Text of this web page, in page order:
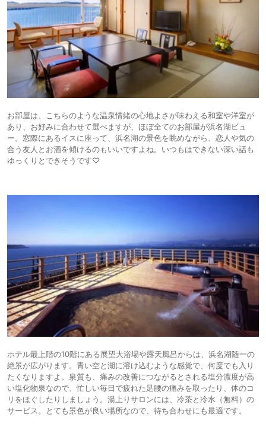
お部屋は、こちらのような温泉情緒の心地よさが味わえる和室や洋室が
あり、お好みに合わせて選べますが、ほぼ全てのお部屋が浜名湖ビュ
ー。窓際にあるイスに座って、浜名湖の景色を眺めながら、恋人や気の
合う友人とお酒を傾けるのもいいですよね。いつもはできない深い話も
ゆっくりとできそうです♡
ホテル最上階の10階にある展望大浴場や露天風呂からは、浜名湖随一の
絶景が広がります。青い空と湖に溶け込むような感覚で、何度でも入り
たくなりますよ。泉質も、痛みの改善につながるとされる塩分濃度が高
い塩化物泉なので、忙しい毎日で疲れた足腰の痛みを取ったり、体のコ
リをほぐしたりしましょう。湯上りサロンには、冷茶と冷水（無料）の
サービス。とても景色が良い場所なので、待ち合わせにも最適です。